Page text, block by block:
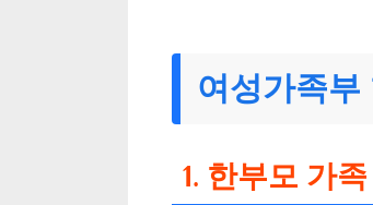
여성가족부
1. 한부모 가